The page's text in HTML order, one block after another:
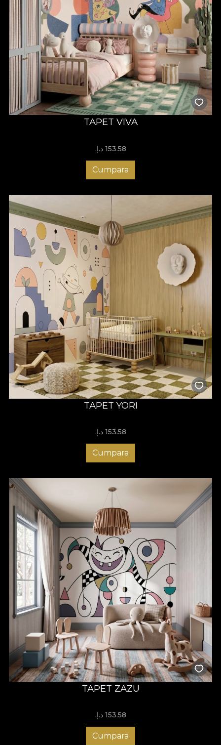
TAPET VIVA
153.58 د.إ.‏
Cumpara
TAPET YORI
153.58 د.إ.‏
Cumpara
TAPET ZAZU
153.58 د.إ.‏
Cumpara